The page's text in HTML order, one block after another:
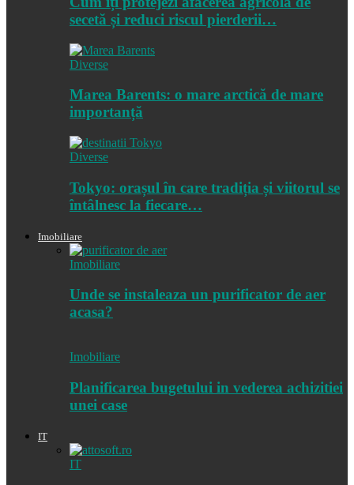
secetă și reduci riscul pierderii…
Diverse
Marea Barents: o mare arctică de mare
importanță
Diverse
Tokyo: orașul în care tradiția și viitorul se
întâlnesc la fiecare…
Imobiliare
Imobiliare
Unde se instaleaza un purificator de aer
acasa?
Imobiliare
Planificarea bugetului in vederea achizitiei
unei case
IT
IT